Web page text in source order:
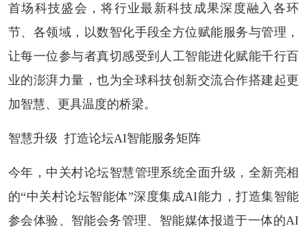
首场科技盛会，将行业最新科技成果深度融入各环
节、各领域，以数智化手段全方位赋能服务与管理，
让每一位参与者真切感受到人工智能进化赋能千行百
业的澎湃力量，也为全球科技创新交流合作搭建起更
加智慧、更具温度的桥梁。
智慧升级 打造论坛AI智能服务矩阵
今年，中关村论坛智慧管理系统全面升级，全新亮相
的“中关村论坛智能体”深度集成AI能力，打造集智能
参会体验、智能会务管理、智能媒体报道于一体的AI